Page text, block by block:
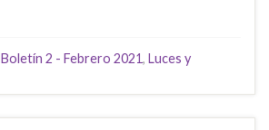
Boletín 2 - Febrero 2021, Luces y